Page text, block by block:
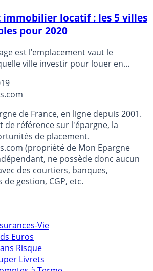
immobilier locatif : les 5 villes
pour 2020
est l’emplacement vaut le
ville investir pour louer en
de France, en ligne depuis 2001.
de référence sur l'épargne, la
de placement.
(propriété de Mon Epargne
ne possède donc aucun
des courtiers, banques,
gestion, CGP, etc.
Vie
Euros
Risque
Livrets